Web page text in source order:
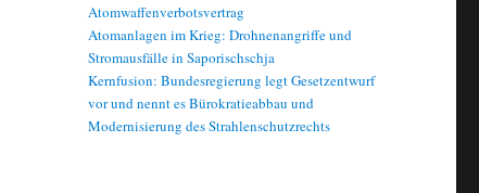
Atomwaffenverbotsvertrag
Atomanlagen im Krieg: Drohnenangriffe und
Stromausfälle in Saporischschja
Kernfusion: Bundesregierung legt Gesetzentwurf
vor und nennt es Bürokratieabbau und
Modernisierung des Strahlenschutzrechts